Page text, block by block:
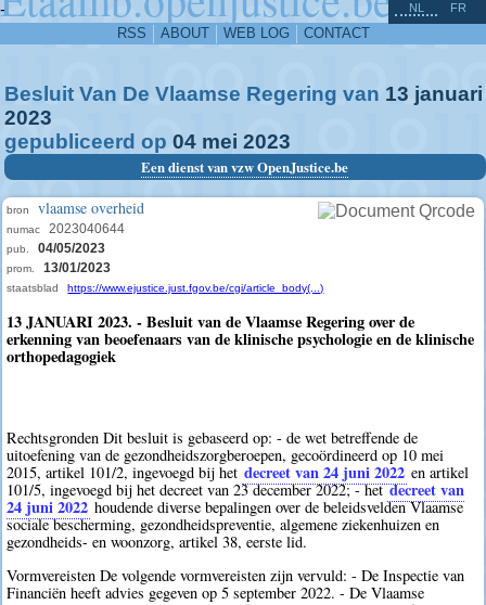
-
RSS ABOUT WEB LOG CONTACT
NL FR
Besluit Van De Vlaamse Regering van 13 januari
2023
gepubliceerd op 04 mei 2023
Een dienst van vzw OpenJustice.be
bron vlaamse overheid
numac 2023040644
pub. 04/05/2023
prom. 13/01/2023
staatsblad https://www.ejustice.just.fgov.be/cgi/article_body(...)
13 JANUARI 2023. - Besluit van de Vlaamse Regering over de
erkenning van beoefenaars van de klinische psychologie en de klinische
orthopedagogiek
Rechtsgronden Dit besluit is gebaseerd op: - de wet betreffende de
uitoefening van de gezondheidszorgberoepen, gecoördineerd op 10 mei
2015, artikel 101/2, ingevoegd bij het decreet van 24 juni 2022 en artikel
101/5, ingevoegd bij het decreet van 23 december 2022; - hetdecreet van
24 juni 2022 houdende diverse bepalingen over de beleidsvelden Vlaamse
sociale bescherming, gezondheidspreventie, algemene ziekenhuizen en
gezondheids- en woonzorg, artikel 38, eerste lid.
Vormvereisten De volgende vormvereisten zijn vervuld: - De Inspectie van
Financiën heeft advies gegeven op 5 september 2022. - De Vlaamse
^